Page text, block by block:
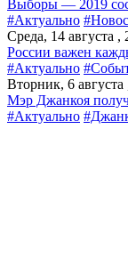
Выборы — 2019
#Актуально
Среда, 14 августа ,
России важен
#Актуально
Вторник, 6 августа
Мэр Джанкоя
#Актуально